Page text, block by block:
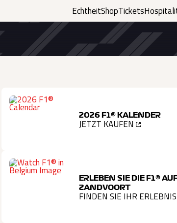
EchtheitShopTickets
2026 F1® KALENDER
JETZT KAUFEN
ERLEBEN SIE DIE F1®
ZANDVOORT
FINDEN SIE IHR